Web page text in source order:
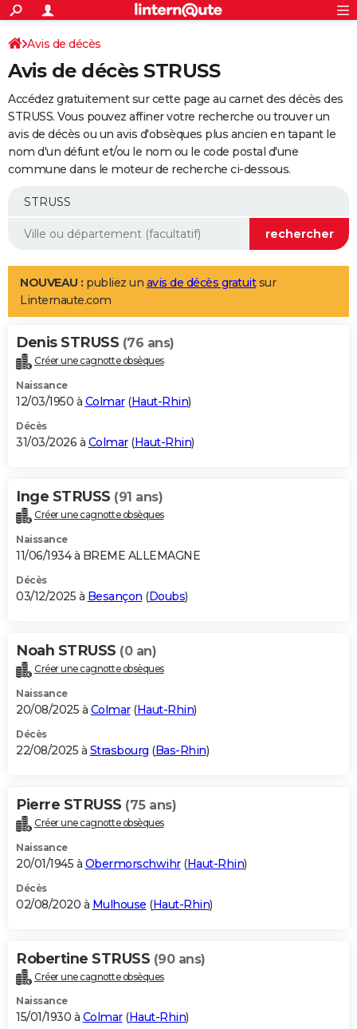
ACTUALITÉS
Politique
Société
Faits Divers
Education
Monde
Villes
+
SPORT
Coupe du monde 2026
Football
Tennis
Cyclisme
Rugby
Forum
Programme TV
TNT
Streaming
Cinéma
Sorties cinéma
Musique
+
FINANCE
Retraite
Epargne
Immobilier
Risques naturels par ville
Banque
Assurance
AUTO
Essais
Réserver un essai
Citadines
Berlines
SUV
Forum auto
+
Mobiles
Meilleur smartphone
Internet
Ordinateurs
Jeux vidéo
Guide high-tech
Aménagement intérieur
LIFESTYLE
Art de vivre
Bien-être
Loisirs
Mode
Modes de vie
Alimentation
Guide de la santé
Maladies
Médicaments
Sommeil
VOYAGE
Destinations
City break
Voyage nature
Voyage de noces
Forum
Climat
+PHOTO
GUIDES D'ACHAT
BONS PLANS
Carte de Noël
Carte Bonne année
Carte Saint-Valentin
Carte Pâques
Carte d'anniversaire
DICTIONNAIRE
Dictionnaire
Biographies
Citations
Expressions
Proverbes
PROGRAMME TV
S'inscrire
Se connecter
Lycées
Collèges
Primaires
Universités
Entreprises
Service militaire
Avis de recherche
AVIS DE DÉCÈS
Bricolage
Lifestyle
Culture
Sport
Auto
Television
Voyage
Cinema
Avis de décès
Avis de décès STRUSS
Accédez gratuitement sur cette page au carnet des décès des
STRUSS. Vous pouvez affiner votre recherche ou trouver un
avis de décès ou un avis d'obsèques plus ancien en tapant le
nom d'un défunt et/ou le nom ou le code postal d'une
commune dans le moteur de recherche ci-dessous.
NOUVEAU : publiez un avis de décès gratuitsur
Linternaute.com
Denis STRUSS (76 ans)
Créer une cagnotte obsèques
Naissance
12/03/1950 à Colmar(Haut-Rhin)
Décès
31/03/2026 à Colmar(Haut-Rhin)
Inge STRUSS (91 ans)
Créer une cagnotte obsèques
Naissance
11/06/1934 à BREME ALLEMAGNE
Décès
03/12/2025 à Besançon (Doubs)
Noah STRUSS (0 an)
Créer une cagnotte obsèques
Naissance
20/08/2025 à Colmar(Haut-Rhin)
Décès
22/08/2025 à Strasbourg (Bas-Rhin)
Pierre STRUSS (75 ans)
Créer une cagnotte obsèques
Naissance
20/01/1945 à Obermorschwihr(Haut-Rhin)
Décès
02/08/2020 à Mulhouse (Haut-Rhin)
Robertine STRUSS (90 ans)
Créer une cagnotte obsèques
Naissance
15/01/1930 à Colmar(Haut-Rhin)